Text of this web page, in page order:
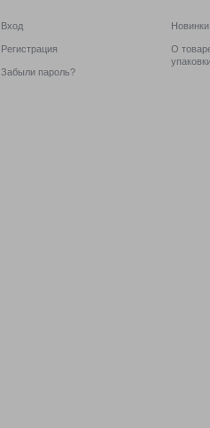
Вход
Регистрация
Забыли пароль?
Новинки
О